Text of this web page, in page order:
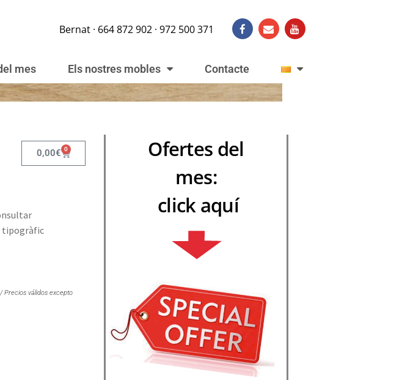
Bernat · 664 872 902 · 972 500 371
mes Els nostres mobles Contacte
0,00€ 0
tipogràfic
Precios válidos excepto
Ofertes del
mes:
click aquí